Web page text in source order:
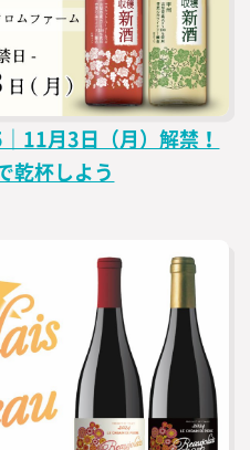
11月3日（月）解禁！
乾杯しよう